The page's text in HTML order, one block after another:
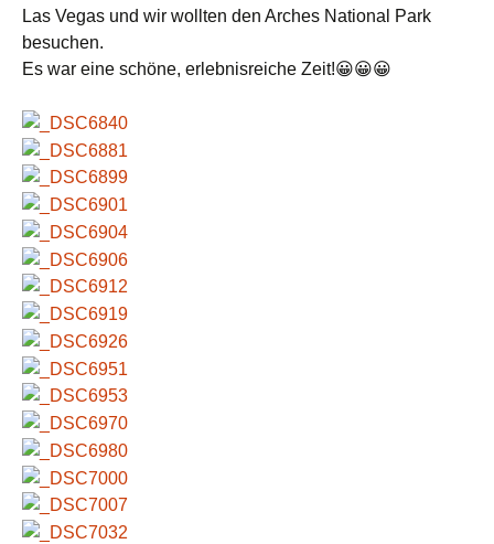
Las Vegas und wir wollten den Arches National Park
besuchen.
Es war eine schöne, erlebnisreiche Zeit!😀😀😀